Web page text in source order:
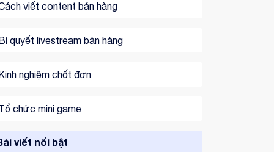
viết content bán hàng
quyết livestream bán hàng
nghiệm chốt đơn
chức mini game
viết nổi bật